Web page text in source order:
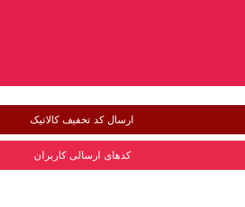
ارسال کد تخفیف کالاتیک
کدهای ارسالی کاربران